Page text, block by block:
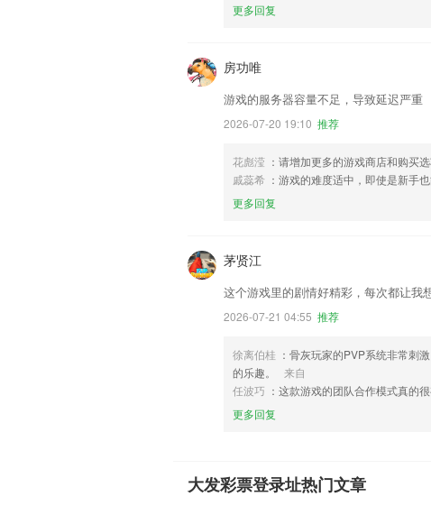
更多回复
房功唯
游戏的服务器容量不足，导致延迟严重
2026-07-20 19:10 推荐
花彪滢 ：请增加更多的游戏商店和购买
戚蕊希 ：游戏的难度适中，即使是新手
更多回复
茅贤江
这个游戏里的剧情好精彩，每次都让我
2026-07-21 04:55 推荐
徐离伯桂 ：骨灰玩家的PVP系统非常刺
的乐趣。
来自
任波巧 ：这款游戏的团队合作模式真的
更多回复
大发彩票登录址热门文章